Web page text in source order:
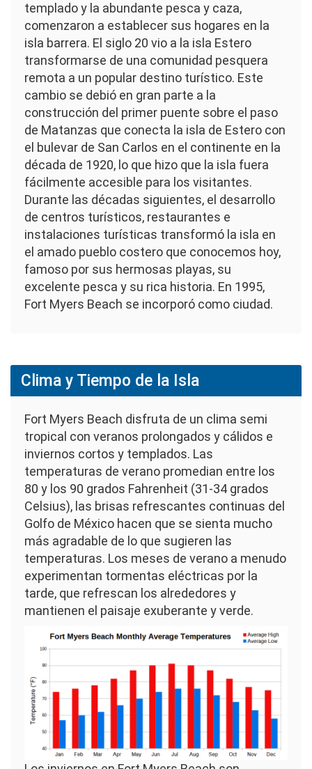
templado y la abundante pesca y caza,
comenzaron a establecer sus hogares en la
isla barrera. El siglo 20 vio a la isla Estero
transformarse de una comunidad pesquera
remota a un popular destino turístico. Este
cambio se debió en gran parte a la
construcción del primer puente sobre el paso
de Matanzas que conecta la isla de Estero con
el bulevar de San Carlos en el continente en la
década de 1920, lo que hizo que la isla fuera
fácilmente accesible para los visitantes.
Durante las décadas siguientes, el desarrollo
de centros turísticos, restaurantes e
instalaciones turísticas transformó la isla en
el amado pueblo costero que conocemos hoy,
famoso por sus hermosas playas, su
excelente pesca y su rica historia. En 1995,
Fort Myers Beach se incorporó como ciudad.
Clima y Tiempo de la Isla
Fort Myers Beach disfruta de un clima semi
tropical con veranos prolongados y cálidos e
inviernos cortos y templados. Las
temperaturas de verano promedian entre los
80 y los 90 grados Fahrenheit (31-34 grados
Celsius), las brisas refrescantes continuas del
Golfo de México hacen que se sienta mucho
más agradable de lo que sugieren las
temperaturas. Los meses de verano a menudo
experimentan tormentas eléctricas por la
tarde, que refrescan los alrededores y
mantienen el paisaje exuberante y verde.
Imagen